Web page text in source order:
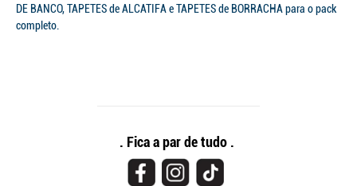
DE BANCO, TAPETES de ALCATIFA e TAPETES de BORRACHA para o pack
completo.
. Fica a par de tudo .